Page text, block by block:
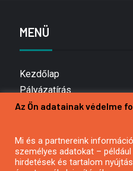
MENÜ
Kezdőlap
Pályázatírás
Bemutatkozás
Hírlevél feliratkozás
Impresszum
Az Ön adatainak védelme
Mi és a partnereink
személyes adatokat –
hirdetések és tartalom